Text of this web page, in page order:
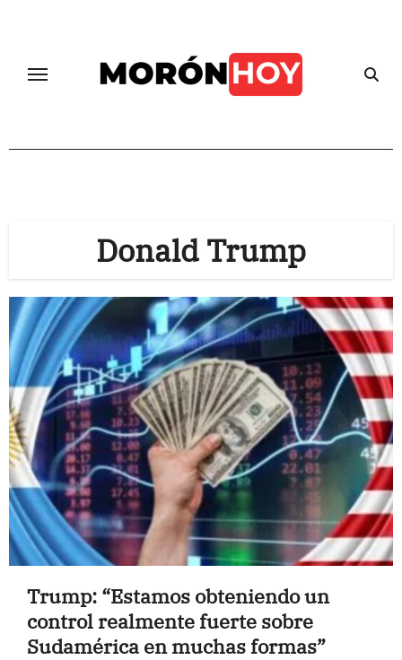
Donald Trump
Trump: “Estamos obteniendo un
control realmente fuerte sobre
Sudamérica en muchas formas”